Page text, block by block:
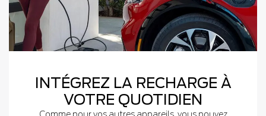
INTÉGREZ LA RECHARGE À
VOTRE QUOTIDIEN
Comme pour vos autres appareils, vous pouvez